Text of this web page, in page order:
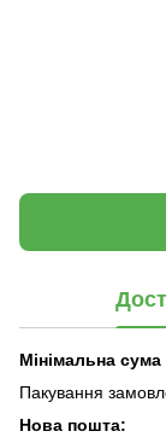
Мінімальна
Пакування
Нова пошта: